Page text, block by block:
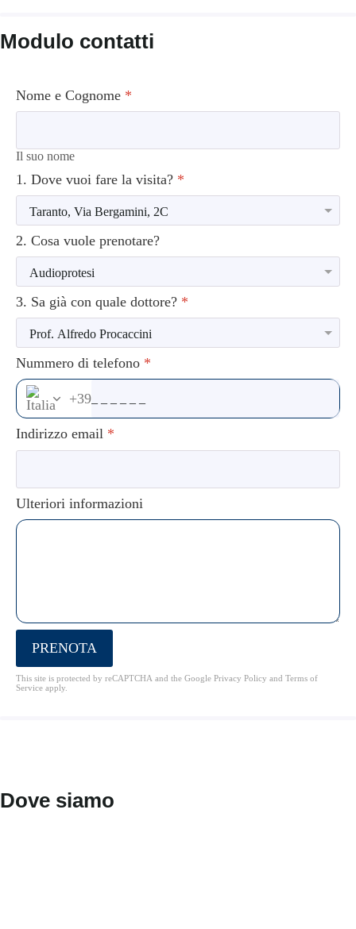
Modulo contatti
Nome e Cognome *
Il suo nome
1. Dove vuoi fare la visita? *
2. Cosa vuole prenotare?
3. Sa già con quale dottore? *
Nummero di telefono *
+39
Indirizzo email *
Ulteriori informazioni
PRENOTA
This site is protected by reCAPTCHA and the Google Privacy Policy and Terms of
Service apply.
Dove siamo